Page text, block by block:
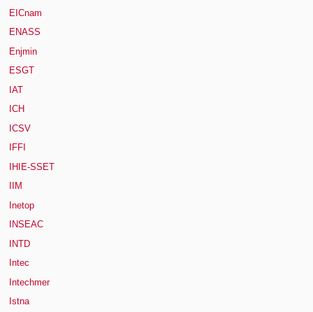
EICnam
ENASS
Enjmin
ESGT
IAT
ICH
ICSV
IFFI
IHIE-SSET
IIM
Inetop
INSEAC
INTD
Intec
Intechmer
Istna